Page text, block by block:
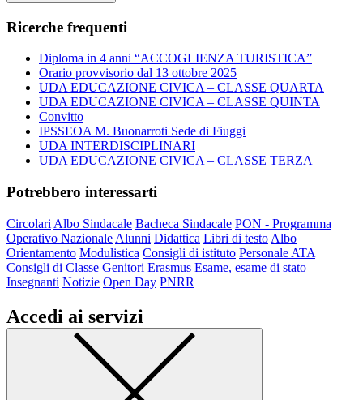
Ricerche frequenti
Diploma in 4 anni “ACCOGLIENZA TURISTICA”
Orario provvisorio dal 13 ottobre 2025
UDA EDUCAZIONE CIVICA – CLASSE QUARTA
UDA EDUCAZIONE CIVICA – CLASSE QUINTA
Convitto
IPSSEOA M. Buonarroti Sede di Fiuggi
UDA INTERDISCIPLINARI
UDA EDUCAZIONE CIVICA – CLASSE TERZA
Potrebbero interessarti
Circolari Albo Sindacale Bacheca Sindacale PON - Programma
Operativo Nazionale Alunni Didattica Libri di testo Albo
Orientamento Modulistica Consigli di istituto Personale ATA
Consigli di Classe Genitori Erasmus Esame, esame di stato
Insegnanti Notizie Open Day PNRR
Accedi ai servizi